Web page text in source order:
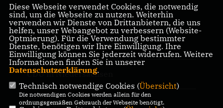
IMPRESSUM DATENSCHUTZ KONTAKT
CDU Kreisverband Aurich
CDU in Niedersachsen
CDU Deutschlands
Diese Webseite verwendet Cookies, die notwendig
sind, um die Webseite zu nutzen. Weiterhin
verwenden wir Dienste von Drittanbietern, die uns
helfen, unser Webangebot zu verbessern (Website-
Optmierung). Für die Verwendung bestimmter
Dienste, benötigen wir Ihre Einwilligung. Ihre
Einwilligung können Sie jederzeit widerrufen. Weitere
Informationen finden Sie in unserer
Datenschutzerklärung.
Technisch notwendige Cookies (Übersicht)
Die notwendigen Cookies werden allein für den
ordnungsgemäßen Gebrauch der Webseite benötigt.